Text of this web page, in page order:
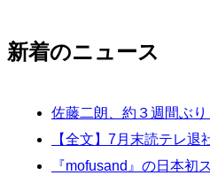
新着のニュース
佐藤二朗、約３週間ぶ
【全文】7月末読テレ
『mofusand』の日本